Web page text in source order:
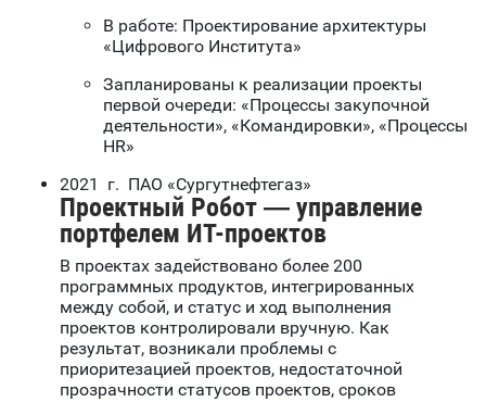
В работе: Проектирование архитектуры
«Цифрового Института»
Запланированы к реализации проекты
первой очереди: «Процессы закупочной
деятельности», «Командировки», «Процессы
HR»
2021 г. ПАО «Сургутнефтегаз»
Проектный Робот — управление
портфелем ИТ-проектов
В проектах задействовано более 200
программных продуктов, интегрированных
между собой, и статус и ход выполнения
проектов контролировали вручную. Как
результат, возникали проблемы с
приоритезацией проектов, недостаточной
прозрачности статусов проектов, сроков